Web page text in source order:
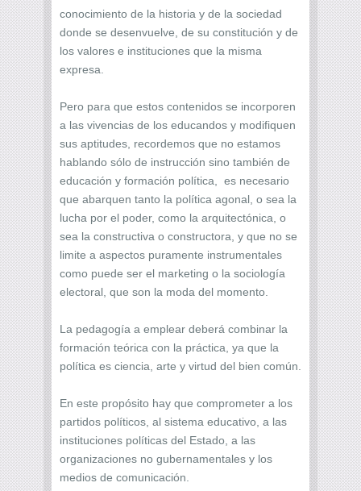
conocimiento de la historia y de la sociedad
donde se desenvuelve, de su constitución y de
los valores e instituciones que la misma
expresa.
Pero para que estos contenidos se incorporen
a las vivencias de los educandos y modifiquen
sus aptitudes, recordemos que no estamos
hablando sólo de instrucción sino también de
educación y formación política, es necesario
que abarquen tanto la política agonal, o sea la
lucha por el poder, como la arquitectónica, o
sea la constructiva o constructora, y que no se
limite a aspectos puramente instrumentales
como puede ser el marketing o la sociología
electoral, que son la moda del momento.
La pedagogía a emplear deberá combinar la
formación teórica con la práctica, ya que la
política es ciencia, arte y virtud del bien común.
En este propósito hay que comprometer a los
partidos políticos, al sistema educativo, a las
instituciones políticas del Estado, a las
organizaciones no gubernamentales y los
medios de comunicación.